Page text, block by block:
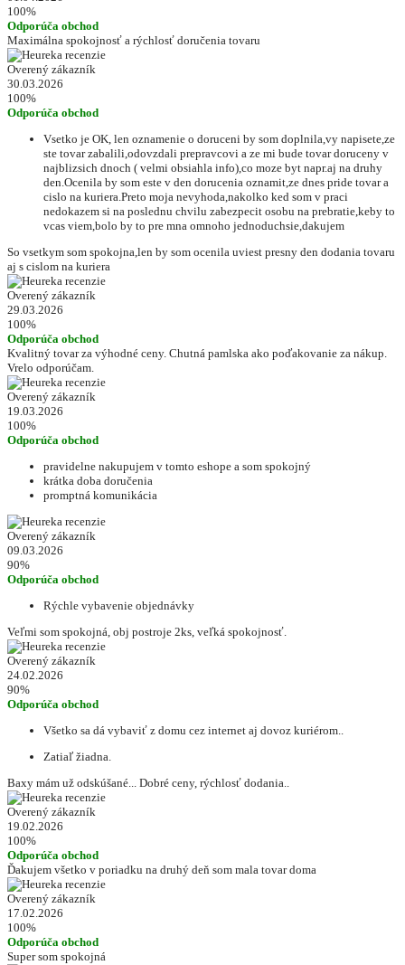
100%
Odporúča obchod
Maximálna spokojnosť a rýchlosť doručenia tovaru
Overený zákazník
30.03.2026
100%
Odporúča obchod
Vsetko je OK, len oznamenie o doruceni by som doplnila,vy napisete,ze
ste tovar zabalili,odovzdali prepravcovi a ze mi bude tovar doruceny v
najblizsich dnoch ( velmi obsiahla info),co moze byt napr.aj na druhy
den.Ocenila by som este v den dorucenia oznamit,ze dnes pride tovar a
cislo na kuriera.Preto moja nevyhoda,nakolko ked som v praci
nedokazem si na poslednu chvilu zabezpecit osobu na prebratie,keby to
vcas viem,bolo by to pre mna omnoho jednoduchsie,dakujem
So vsetkym som spokojna,len by som ocenila uviest presny den dodania tovaru
aj s cislom na kuriera
Overený zákazník
29.03.2026
100%
Odporúča obchod
Kvalitný tovar za výhodné ceny. Chutná pamlska ako poďakovanie za nákup.
Vrelo odporúčam.
Overený zákazník
19.03.2026
100%
Odporúča obchod
pravidelne nakupujem v tomto eshope a som spokojný
krátka doba doručenia
promptná komunikácia
Overený zákazník
09.03.2026
90%
Odporúča obchod
Rýchle vybavenie objednávky
Veľmi som spokojná, obj postroje 2ks, veľká spokojnosť.
Overený zákazník
24.02.2026
90%
Odporúča obchod
Všetko sa dá vybaviť z domu cez internet aj dovoz kuriérom..
Zatiaľ žiadna.
Baxy mám už odskúšané... Dobré ceny, rýchlosť dodania..
Overený zákazník
19.02.2026
100%
Odporúča obchod
Ďakujem všetko v poriadku na druhý deň som mala tovar doma
Overený zákazník
17.02.2026
100%
Odporúča obchod
Super som spokojná